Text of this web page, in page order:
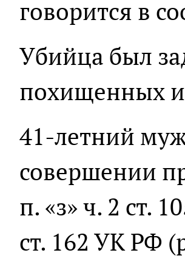
говорится в
Убийца был
похищенных
41-летний
совершении
п. «з» ч. 2 ст.
ст. 162 УК РФ